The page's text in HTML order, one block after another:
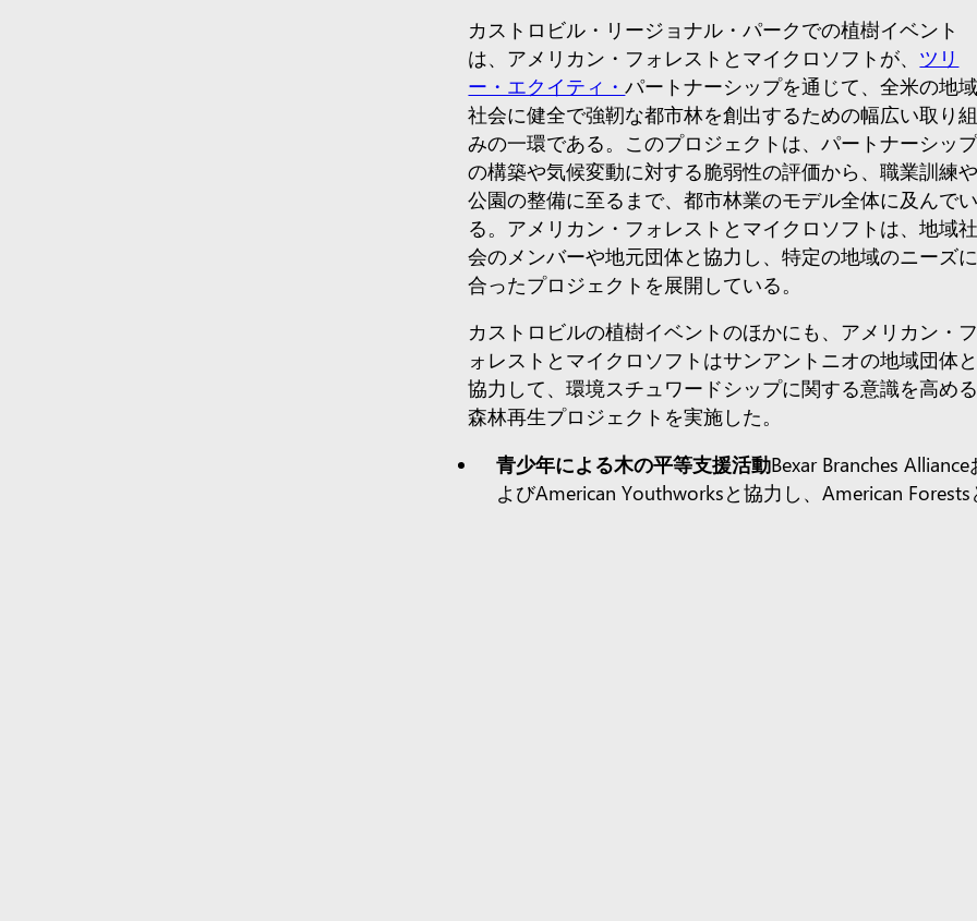
カストロビル・リージョナル・パークでの植樹イベント
は、アメリカン・フォレストとマイクロソフトが、 ツリ
ー・エクイティ・ パートナーシップを通じて、全米の地域
社会に健全で強靭な都市林を創出するための幅広い取り組
みの一環である。このプロジェクトは、パートナーシッ
の構築や気候変動に対する脆弱性の評価から、職業訓練や
公園の整備に至るまで、都市林業のモデル全体に及んでい
る。アメリカン・フォレストとマイクロソフトは、地域社
会のメンバーや地元団体と協力し、特定の地域のニーズに
合ったプロジェクトを展開している。
カストロビルの植樹イベントのほかにも、アメリカン・フ
ォレストとマイクロソフトはサンアントニオの地域団体と
協力して、環境スチュワードシップに関する意識を高める
森林再生プロジェクトを実施した。
青少年による木の平等支援活動Bexar Branches Alliance
よびAmerican Youthworksと協力し、American Forests